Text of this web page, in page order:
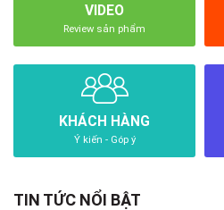
VIDEO
Review sản phẩm
KHÁCH HÀNG
Ý kiến - Góp ý
TIN TỨC NỔI BẬT